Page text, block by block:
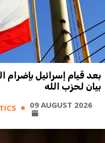
بعد قيام إسرائيل بإضرام
بيان لحزب الله
09 AUGUST 2026